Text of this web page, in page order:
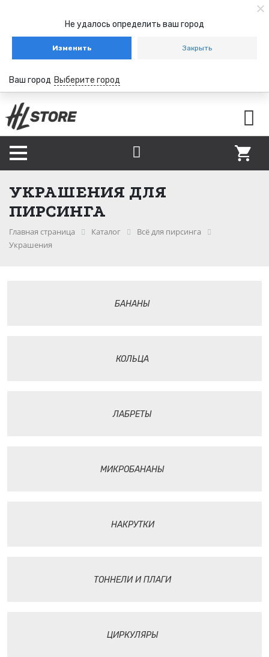
Не удалось определить ваш город
Изменить Закрыть
Ваш город Выберите город
УКРАШЕНИЯ ДЛЯ
ПИРСИНГА
Главная страница Каталог
Всё для пирсинга
Украшения
БАНАНЫ
КОЛЬЦА
ЛАБРЕТЫ
МИКРОБАНАНЫ
НАКРУТКИ
ТОННЕЛИ И ПЛАГИ
ЦИРКУЛЯРЫ